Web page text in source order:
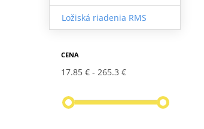
Ložiská riadenia RMS
CENA
17.85 € 265.3 €